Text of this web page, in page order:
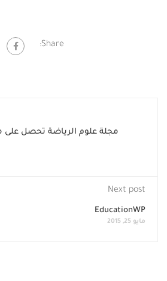
Share:
مجلة علوم الرياضة تحصل على
Next post
EducationWP
مايو 25, 2015